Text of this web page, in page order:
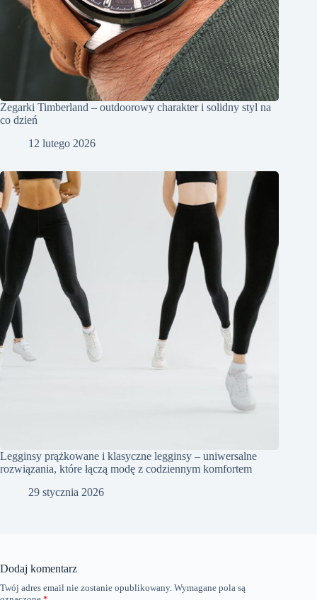
Zegarki Timberland – outdoorowy charakter i solidny styl na
co dzień
12 lutego 2026
Legginsy prążkowane i klasyczne legginsy – uniwersalne
rozwiązania, które łączą modę z codziennym komfortem
29 stycznia 2026
Dodaj komentarz
Twój adres email nie zostanie opublikowany. Wymagane pola są